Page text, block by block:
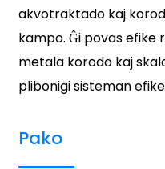
akvotraktado kaj
kampo. Ĝi povas efike
metala korodo kaj
plibonigi sisteman
Pako